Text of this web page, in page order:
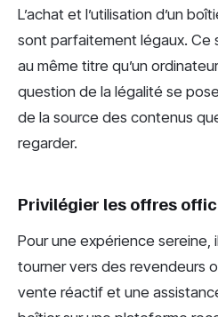
L’achat et l’utilisation d’un
sont parfaitement légaux. Ce
au même titre qu’un
question de la légalité se
de la source des contenus
regarder.
Privilégier les offres
Pour une expérience sereine,
tourner vers des revendeurs
vente réactif et une